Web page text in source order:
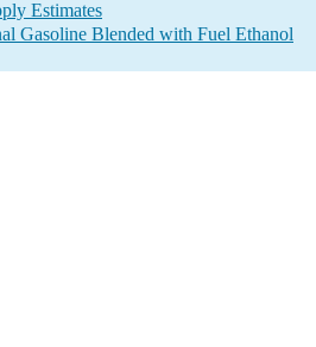
Estimates
Gasoline Blended with Fuel Ethanol